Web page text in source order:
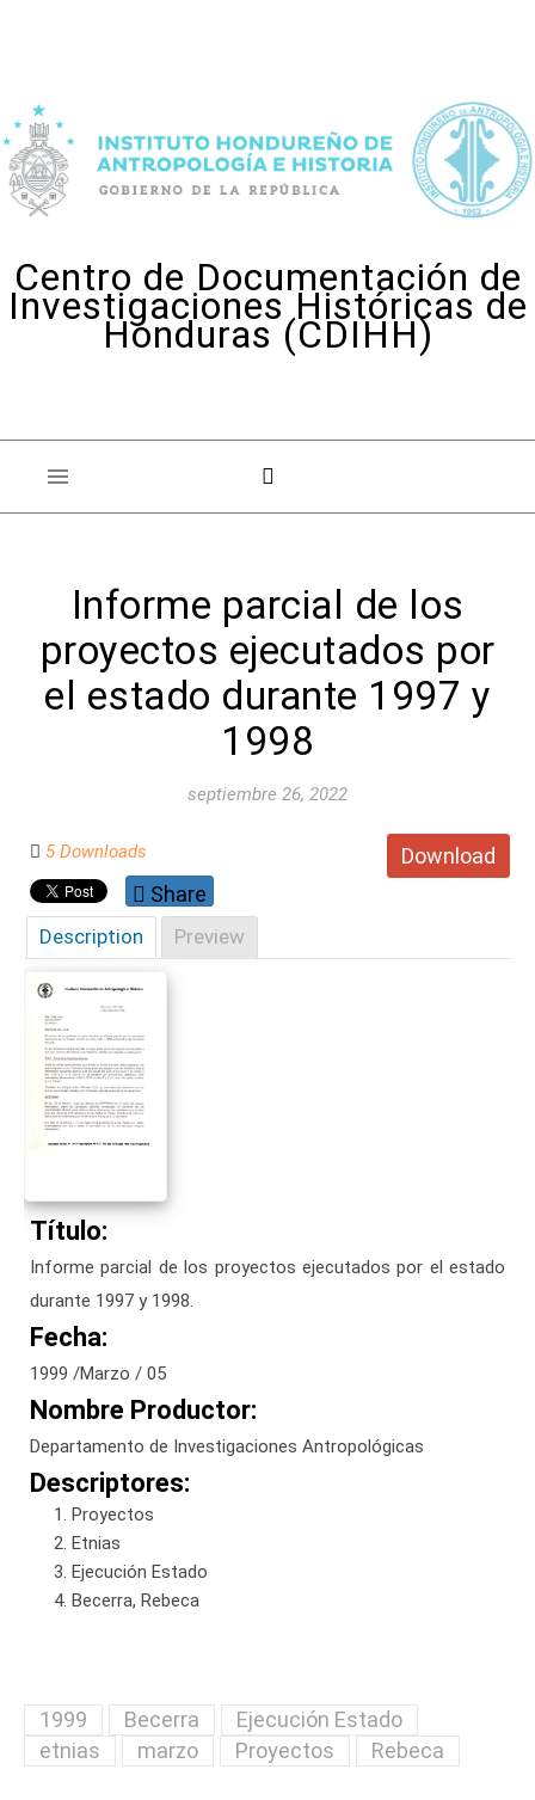
Centro de Documentación de
Investigaciones Históricas de
Honduras (CDIHH)
Informe parcial de los
proyectos ejecutados por
el estado durante 1997 y
1998
septiembre 26, 2022
Download
5 Downloads
Share
Description Preview
Título:
Informe parcial de los proyectos ejecutados por el estado
durante 1997 y 1998.
Fecha:
1999 /Marzo / 05
Nombre Productor:
Departamento de Investigaciones Antropológicas
Descriptores:
Proyectos
Etnias
Ejecución Estado
Becerra, Rebeca
1999 Becerra
Ejecución Estado
etnias
marzo Proyectos Rebeca